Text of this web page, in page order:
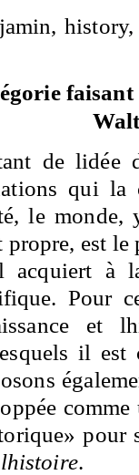
faisant
de lidée
qui la
le
est le
acquiert à
Pour
il
pour
.